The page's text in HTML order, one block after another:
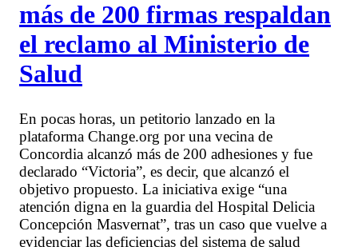
más de 200 firmas respaldan
el reclamo al Ministerio de
Salud
En pocas horas, un petitorio lanzado en la
plataforma Change.org por una vecina de
Concordia alcanzó más de 200 adhesiones y fue
declarado “Victoria”, es decir, que alcanzó el
objetivo propuesto. La iniciativa exige “una
atención digna en la guardia del Hospital Delicia
Concepción Masvernat”, tras un caso que vuelve a
evidenciar las deficiencias del sistema de salud